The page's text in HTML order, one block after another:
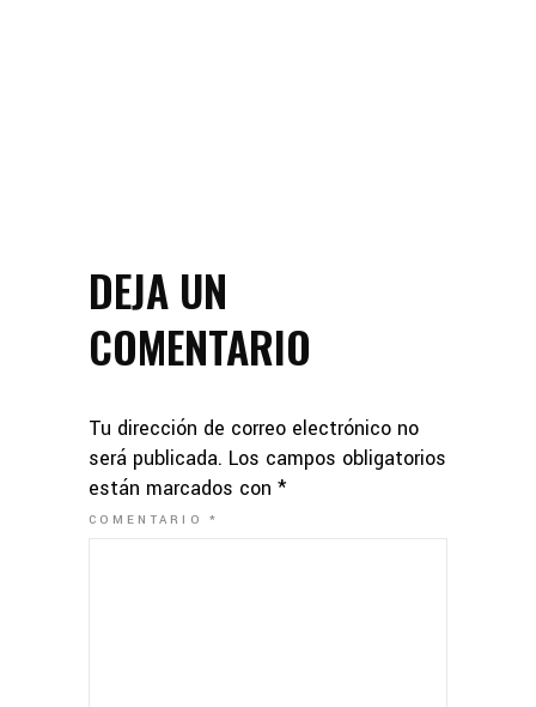
DEJA UN
COMENTARIO
Tu dirección de correo electrónico no
será publicada. Los campos obligatorios
están marcados con *
COMENTARIO*